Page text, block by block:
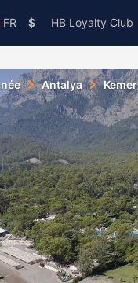
FR $ HB Loyalty Club
Antalya Kemer